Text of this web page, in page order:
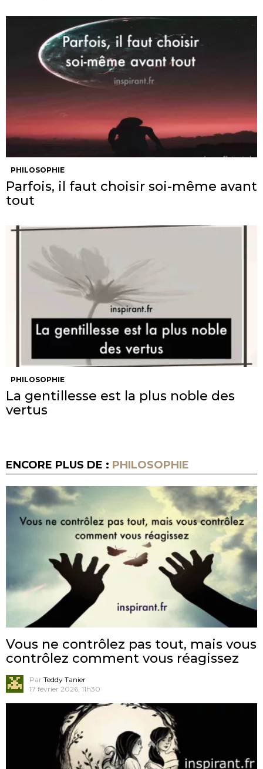
PHILOSOPHIE
Parfois, il faut choisir soi-même avant
tout
PHILOSOPHIE
La gentillesse est la plus noble des
vertus
ENCORE PLUS DE : PHILOSOPHIE
Vous ne contrôlez pas tout, mais vous
contrôlez comment vous réagissez
Par Teddy Tanier
17 février 2026, 11h30